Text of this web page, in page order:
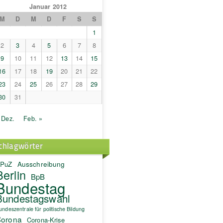
Januar 2012
M
D M D F S
S
1
2
3 4 5 6 7
8
9
10 11 12 13 14
15
17 18 19 20 21
22
24 25 26 27 28
29
31
Feb. »
Ausschreibung
BpB
für politische Bildung
Corona-Krise